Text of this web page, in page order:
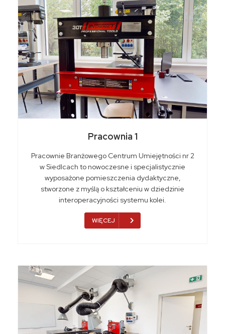
Pracownia 1
Pracownie Branżowego Centrum Umiejętności nr 2
w Siedlcach to nowoczesne i specjalistycznie
wyposażone pomieszczenia dydaktyczne,
stworzone z myślą o kształceniu w dziedzinie
interoperacyjności systemu kolei.
WIĘCEJ